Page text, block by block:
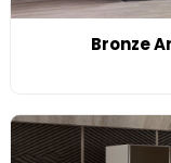
Bronze